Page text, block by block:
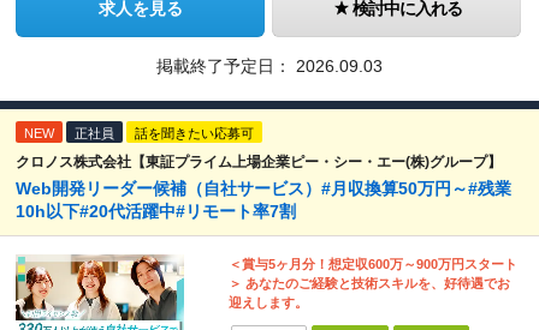
求人を見る 検討中に入れる
掲載終了予定日： 2026.09.03
NEW 正社員 話を聞きたい応募可
クロノス株式会社【東証プライム上場企業ピー・シー・エー(株)グループ】
Web開発リーダー候補（自社サービス）#月収換算50万円～#残業
10h以下#20代活躍中#リモート率7割
＜賞与5ヶ月分！想定収600万～900万円スタート
＞ あなたのご経験と技術スキルを、好待遇でお
迎えします。